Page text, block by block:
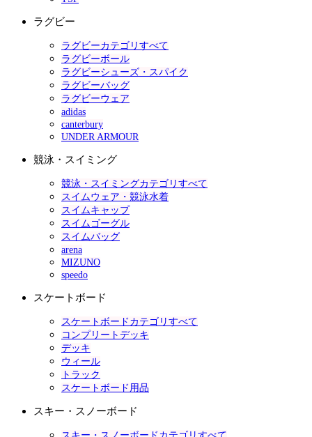
ラグビー
ラグビーカテゴリすべて
ラグビーボール
ラグビーシューズ・スパイク
ラグビーバッグ
ラグビーウェア
adidas
canterbury
UNDER ARMOUR
競泳・スイミング
競泳・スイミングカテゴリすべて
スイムウェア・競泳水着
スイムキャップ
スイムゴーグル
スイムバッグ
arena
MIZUNO
speedo
スケートボード
スケートボードカテゴリすべて
コンプリートデッキ
デッキ
ウィール
トラック
スケートボード用品
スキー・スノーボード